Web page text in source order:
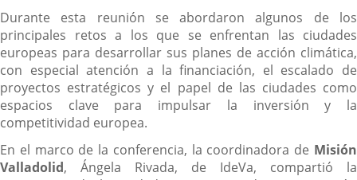
Durante esta reunión se abordaron algunos de los
principales retos a los que se enfrentan las ciudades
europeas para desarrollar sus planes de acción climática,
con especial atención a la financiación, el escalado de
proyectos estratégicos y el papel de las ciudades como
espacios clave para impulsar la inversión y la
competitividad europea.
En el marco de la conferencia, la coordinadora de Misión
Valladolid, Ángela Rivada, de IdeVa, compartió la